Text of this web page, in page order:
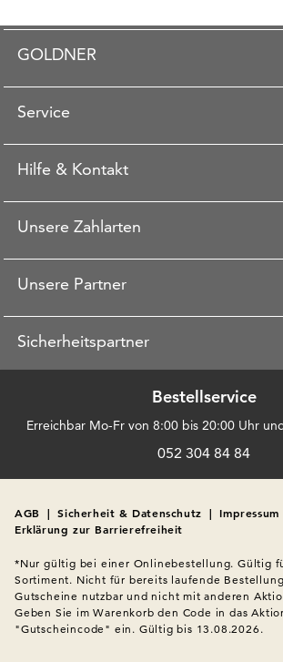
GOLDNER
Service
Hilfe & Kontakt
Unsere Zahlarten
Unsere Partner
Sicherheitspartner
Bestellservice
Erreichbar Mo-Fr von 8:00 bis 20:00 Uhr
052 304 84 84
AGB | Sicherheit & Datenschutz | Impressum
Erklärung zur Barrierefreiheit
*Nur gültig bei einer Onlinebestellung. Gültig
Sortiment. Nicht für bereits laufende
Gutscheine nutzbar und nicht mit anderen
Geben Sie im Warenkorb den Code in das
"Gutscheincode" ein. Gültig bis 13.08.2026.